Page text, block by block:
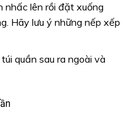
nhấc lên rồi đặt xuống
Hãy lưu ý những nếp xếp
quần sau ra ngoài và